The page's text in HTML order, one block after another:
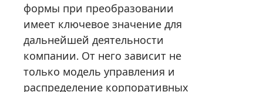
формы при преобразовании
имеет ключевое значение для
дальнейшей деятельности
компании. От него зависит не
только модель управления и
распределение корпоративных